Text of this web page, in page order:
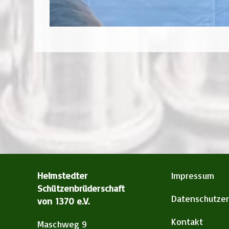
Helmstedter
Schützenbrüderschaft
von 1370 e.V.
Maschweg 9
Impressum
Kontakt